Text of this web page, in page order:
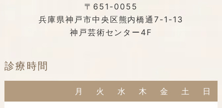
〒651-0055
兵庫県神戸市中央区熊内橋通7-1-13
神戸芸術センター4F
診療時間
月 火 水 木 金 土 日